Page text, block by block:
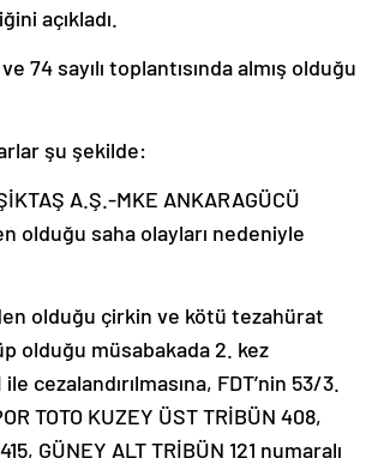
açıkladı.
sayılı toplantısında almış olduğu
şu şekilde:
A.Ş.-MKE ANKARAGÜCÜ
olduğu saha olayları nedeniyle
olduğu çirkin ve kötü tezahürat
olduğu müsabakada 2. kez
cezalandırılmasına, FDT’nin 53/3.
TOTO KUZEY ÜST TRİBÜN 408,
GÜNEY ALT TRİBÜN 121 numaralı